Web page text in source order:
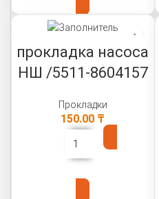
прокладка насоса
НШ /5511-8604157
Прокладки
150.00 ₸